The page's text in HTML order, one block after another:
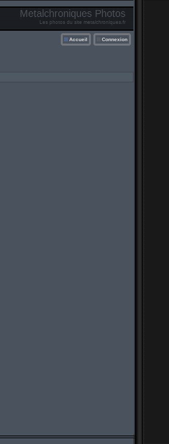
Metalchroniques Photos
Les photos du site metalchroniques.fr
Accueil Connexion